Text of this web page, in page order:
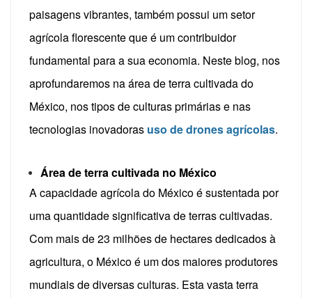
paisagens vibrantes, também possui um setor
agrícola florescente que é um contribuidor
fundamental para a sua economia. Neste blog, nos
aprofundaremos na área de terra cultivada do
México, nos tipos de culturas primárias e nas
tecnologias inovadoras uso de drones agrícolas.
Área de terra cultivada no México
A capacidade agrícola do México é sustentada por
uma quantidade significativa de terras cultivadas.
Com mais de 23 milhões de hectares dedicados à
agricultura, o México é um dos maiores produtores
mundiais de diversas culturas. Esta vasta terra